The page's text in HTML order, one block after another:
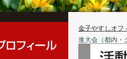
金子やすしオフ
進大会（都内・